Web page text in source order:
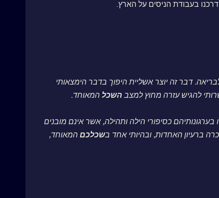
בעבודת הניסים על הארץ.
דבר זה יוצר אשליית היפוך בדבר הימצאותי
להגיש עזרה מחוץ למצב השכל המאוחד.
כסיפורי הילה ותהילה, אשר אינם מובנים
ברעיון האחדות, ובהיותי אחד בשכלכם המאוחד,